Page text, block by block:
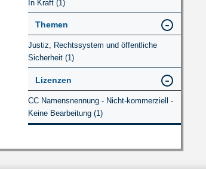
In Kraft (1)
Themen
Justiz, Rechtssystem und öffentliche
Sicherheit (1)
Lizenzen
CC Namensnennung - Nicht-kommerziell -
Keine Bearbeitung (1)